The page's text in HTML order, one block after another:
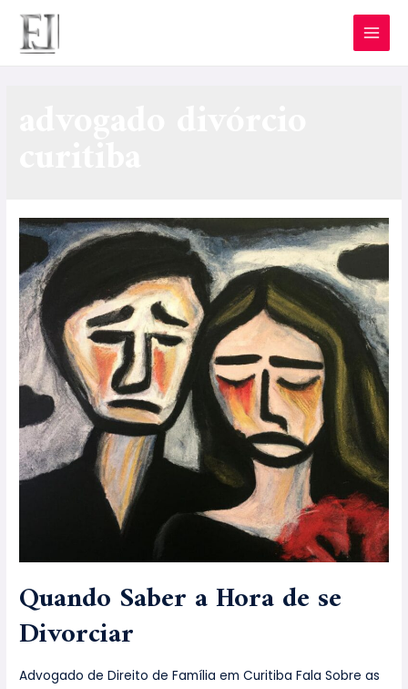
Quando Saber a Hora de se
Divorciar
Advogado de Direito de Família em Curitiba Fala Sobre as